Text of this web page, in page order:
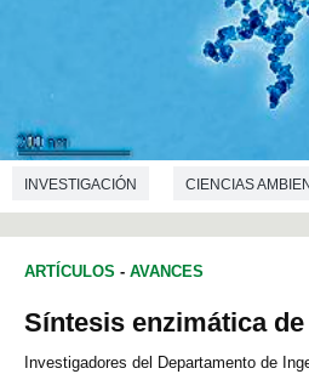
INVESTIGACIÓN CIENCIAS
INGENIERÍA QUÍMICA
ARTÍCULOS - AVANCES
Síntesis enzimática
Investigadores del Departamento de